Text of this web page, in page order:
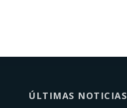
ÚLTIMAS NOTICIAS